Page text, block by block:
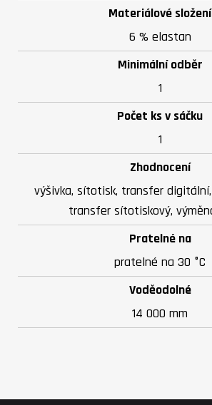
Materiálové složení
6 % elastan
Minimální odběr
1
Počet ks v sáčku
1
Zhodnocení
výšivka, sítotisk, transfer
transfer sítotiskový,
Pratelné na
pratelné na 30 °C
Voděodolné
14 000 mm